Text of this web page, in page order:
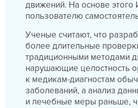
движений. На основе
пользователю
Ученые считают, что
более длительные
традиционными методами
нарушающие целостность
к медикам-диагностам
заболеваний, а анализ
и лечебные меры раньше,